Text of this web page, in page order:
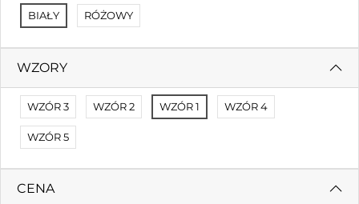
OKOLICZNOŚCIOWE
Filtruj według Cena (malejąco)
Brak wyników
Nie mogliśmy znaleźć dopasowania.
Spróbuj innych filtrów.
BIAŁY RÓŻOWY
WZORY
WZÓR 3 WZÓR 2 WZÓR 1 WZÓR 4
WZÓR 5
CENA